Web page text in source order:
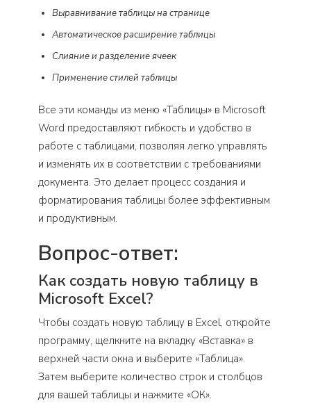
Выравнивание таблицы на странице
Автоматическое расширение таблицы
Слияние и разделение ячеек
Применение стилей таблицы
Все эти команды из меню «Таблицы» в Microsoft
Word предоставляют гибкость и удобство в
работе с таблицами, позволяя легко управлять
и изменять их в соответствии с требованиями
документа. Это делает процесс создания и
форматирования таблицы более эффективным
и продуктивным.
Вопрос-ответ:
Как создать новую таблицу в
Microsoft Excel?
Чтобы создать новую таблицу в Excel, откройте
программу, щелкните на вкладку «Вставка» в
верхней части окна и выберите «Таблица».
Затем выберите количество строк и столбцов
для вашей таблицы и нажмите «ОК».